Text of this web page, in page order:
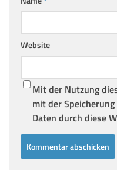
Website
Mit der Nutzung
mit der
Daten durch diese